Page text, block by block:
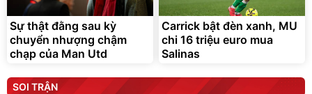
Sự thật đằng sau kỳ
chuyển nhượng chậm
chạp của Man Utd
Carrick bật đèn xanh, MU
chi 16 triệu euro mua
Salinas
SOI TRẬN